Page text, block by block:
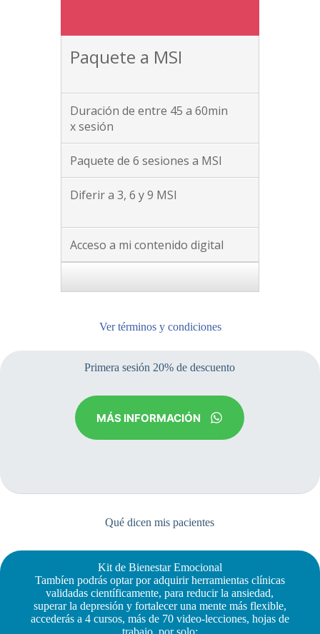
Paquete a MSI
Duración de entre 45 a 60min
x sesión
Paquete de 6 sesiones a MSI
Diferir a 3, 6 y 9 MSI
Acceso a mi contenido digital
Ver términos y condiciones
Primera sesión 20% de descuento
MÁS INFORMACIÓN
Qué dicen mis pacientes
Kit de Bienestar Emocional
Tambíen podrás optar por adquirir herramientas clínicas
validadas científicamente, para reducir la ansiedad,
superar la depresión y fortalecer una mente más flexible,
accederás a 4 cursos, más de 70 video-lecciones, hojas de
trabajo, por solo: